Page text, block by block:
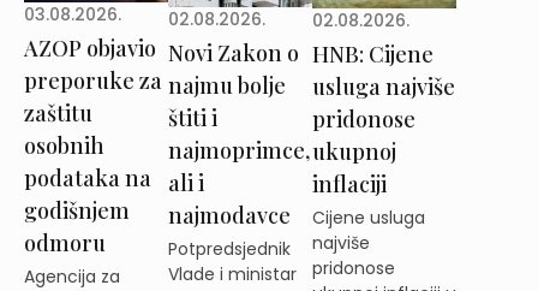
03.08.2026.
AZOP objavio
preporuke za
zaštitu
osobnih
podataka na
godišnjem
odmoru
Agencija za
02.08.2026.
Novi Zakon o
najmu bolje
štiti i
najmoprimce,
ali i
najmodavce
Potpredsjednik
Vlade i ministar
02.08.2026.
HNB: Cijene
usluga najviše
pridonose
ukupnoj
inflaciji
Cijene usluga
najviše
pridonose